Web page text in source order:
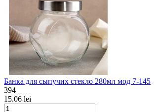
Банка для сыпучих стекло 280мл мод 7-145
394
15.06 lei